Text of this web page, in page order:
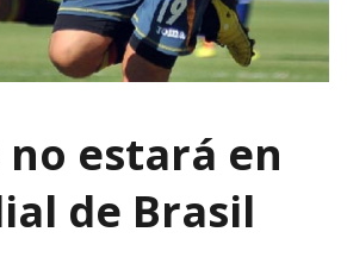
no estará en
de Brasil